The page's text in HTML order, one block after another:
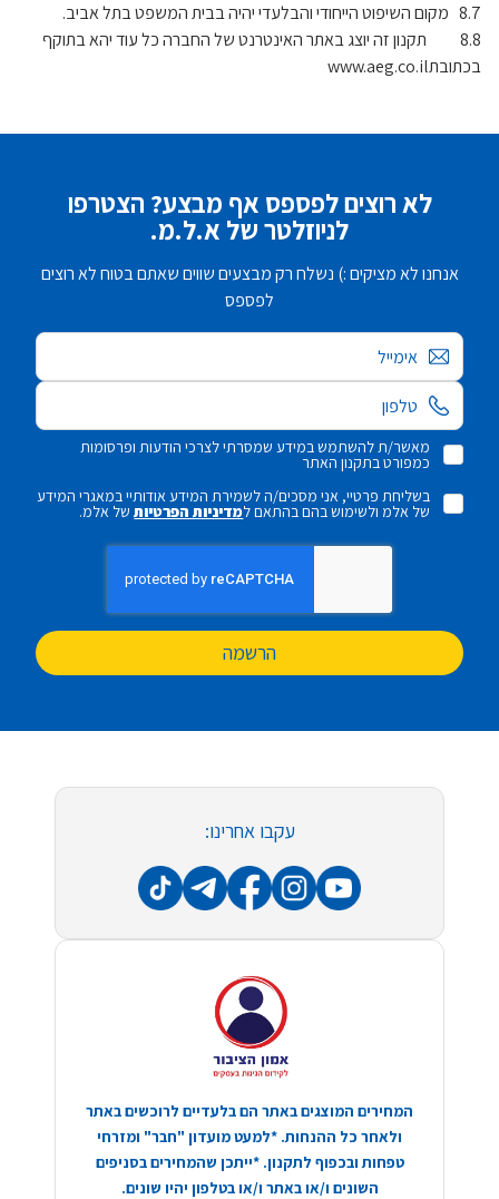
8.7 מקום השיפוט הייחודי והבלעדי יהיה בבית המשפט בתל אביב.
8.8 תקנון זה יוצג באתר האינטרנט של החברה כל עוד יהא בתוקף
בכתובתwww.aeg.co.il
לא רוצים לפספס אף מבצע? הצטרפו
לניוזלטר של א.ל.מ.
אנחנו לא מציקים :) נשלח רק מבצעים שווים שאתם בטוח לא רוצים
לפספס
אימייל
מאשר/ת להשתמש במידע שמסרתי לצרכי הודעות ופרסומות
כמפורט בתקנון האתר
בשליחת פרטיי, אני מסכים/ה לשמירת המידע אודותיי במאגרי המידע
של אלמ ולשימוש בהם בהתאם למדיניות הפרטיותשל אלמ.
הרשמה
עקבו אחרינו:
המחירים המוצגים באתר הם בלעדיים לרוכשים באתר
ולאחר כל ההנחות. *למעט מועדון "חבר" ומזרחי
טפחות ובכפוף לתקנון. *ייתכן שהמחירים בסניפים
השונים ו/או באתר ו/או בטלפון יהיו שונים.